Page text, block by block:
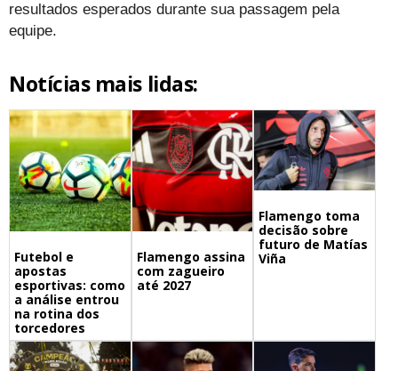
resultados esperados durante sua passagem pela
equipe.
Notícias mais lidas:
Futebol e
apostas
esportivas: como
a análise entrou
na rotina dos
torcedores
Flamengo assina
com zagueiro
até 2027
Flamengo toma
decisão sobre
futuro de Matías
Viña